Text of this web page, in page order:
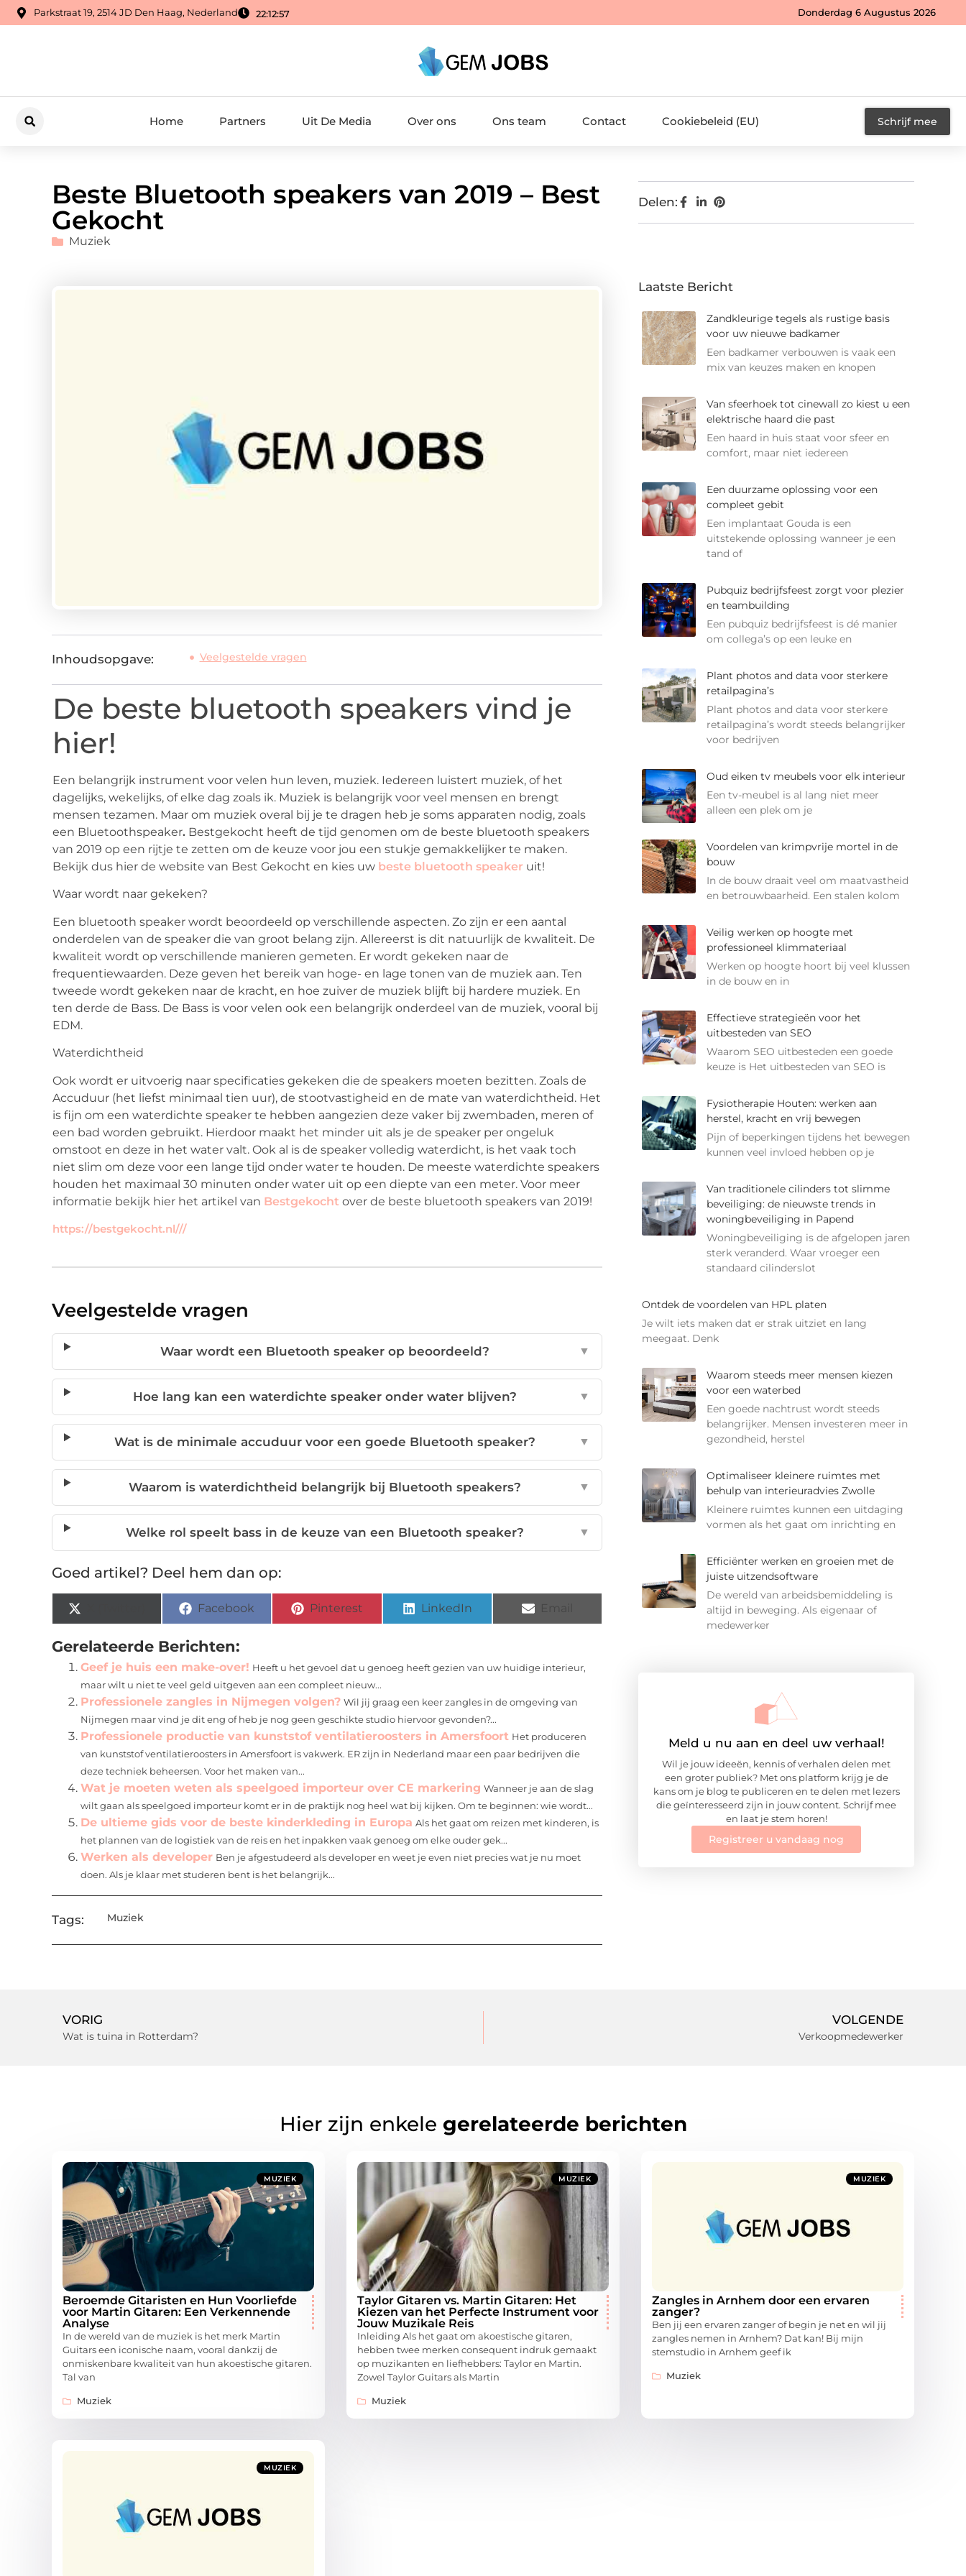
Parkstraat 19, 2514 JD Den Haag, Nederland 22:12:58 Donderdag 6 Augustus 2026
Home Partners Uit De Media Over ons Ons team Contact Cookiebeleid (EU) Schrijf mee
Beste Bluetooth speakers van 2019 – Best
Gekocht
Muziek
Inhoudsopgave: Veelgestelde vragen
De beste bluetooth speakers vind je
hier!
Een belangrijk instrument voor velen hun leven, muziek. Iedereen luistert muziek, of het
dagelijks, wekelijks, of elke dag zoals ik. Muziek is belangrijk voor veel mensen en brengt
mensen tezamen. Maar om muziek overal bij je te dragen heb je soms apparaten nodig, zoals
een Bluetoothspeaker. Bestgekocht heeft de tijd genomen om de beste bluetooth speakers
van 2019 op een rijtje te zetten om de keuze voor jou een stukje gemakkelijker te maken.
Bekijk dus hier de website van Best Gekocht en kies uw beste bluetooth speaker uit!
Waar wordt naar gekeken?
Een bluetooth speaker wordt beoordeeld op verschillende aspecten. Zo zijn er een aantal
onderdelen van de speaker die van groot belang zijn. Allereerst is dit natuurlijk de kwaliteit. De
kwaliteit wordt op verschillende manieren gemeten. Er wordt gekeken naar de
frequentiewaarden. Deze geven het bereik van hoge- en lage tonen van de muziek aan. Ten
tweede wordt gekeken naar de kracht, en hoe zuiver de muziek blijft bij hardere muziek. En
ten derde de Bass. De Bass is voor velen ook een belangrijk onderdeel van de muziek, vooral bij
EDM.
Waterdichtheid
Ook wordt er uitvoerig naar specificaties gekeken die de speakers moeten bezitten. Zoals de
Accuduur (het liefst minimaal tien uur), de stootvastigheid en de mate van waterdichtheid. Het
is fijn om een waterdichte speaker te hebben aangezien deze vaker bij zwembaden, meren of
een bad worden gebruikt. Hierdoor maakt het minder uit als je de speaker per ongeluk
omstoot en deze in het water valt. Ook al is de speaker volledig waterdicht, is het vaak toch
niet slim om deze voor een lange tijd onder water te houden. De meeste waterdichte speakers
houden het maximaal 30 minuten onder water uit op een diepte van een meter. Voor meer
informatie bekijk hier het artikel van Bestgekocht over de beste bluetooth speakers van 2019!
https://bestgekocht.nl///
Veelgestelde vragen
Waar wordt een Bluetooth speaker op beoordeeld? ▼
Hoe lang kan een waterdichte speaker onder water blijven? ▼
Wat is de minimale accuduur voor een goede Bluetooth speaker? ▼
Waarom is waterdichtheid belangrijk bij Bluetooth speakers? ▼
Welke rol speelt bass in de keuze van een Bluetooth speaker? ▼
Goed artikel? Deel hem dan op:
Facebook Pinterest LinkedIn
Gerelateerde Berichten:
Geef je huis een make-over! Heeft u het gevoel dat u genoeg heeft gezien van uw huidige interieur,
maar wilt u niet te veel geld uitgeven aan een compleet nieuw...
Professionele zangles in Nijmegen volgen? Wil jij graag een keer zangles in de omgeving van
Nijmegen maar vind je dit eng of heb je nog geen geschikte studio hiervoor gevonden?...
Professionele productie van kunststof ventilatieroosters in Amersfoort Het produceren
van kunststof ventilatieroosters in Amersfoort is vakwerk. ER zijn in Nederland maar een paar bedrijven die
deze techniek beheersen. Voor het maken van...
Wat je moeten weten als speelgoed importeur over CE markering Wanneer je aan de slag
wilt gaan als speelgoed importeur komt er in de praktijk nog heel wat bij kijken. Om te beginnen: wie wordt...
De ultieme gids voor de beste kinderkleding in Europa Als het gaat om reizen met kinderen, is
het plannen van de logistiek van de reis en het inpakken vaak genoeg om elke ouder gek...
Werken als developer Ben je afgestudeerd als developer en weet je even niet precies wat je nu moet
doen. Als je klaar met studeren bent is het belangrijk...
Tags: Muziek
Delen:
Laatste Bericht
Zandkleurige tegels als rustige basis
voor uw nieuwe badkamer
Een badkamer verbouwen is vaak een
mix van keuzes maken en knopen
Van sfeerhoek tot cinewall zo kiest u een
elektrische haard die past
Een haard in huis staat voor sfeer en
comfort, maar niet iedereen
Een duurzame oplossing voor een
compleet gebit
Een implantaat Gouda is een
uitstekende oplossing wanneer je een
tand of
Pubquiz bedrijfsfeest zorgt voor plezier
en teambuilding
Een pubquiz bedrijfsfeest is dé manier
om collega’s op een leuke en
Plant photos and data voor sterkere
retailpagina’s
Plant photos and data voor sterkere
retailpagina’s wordt steeds belangrijker
voor bedrijven
Oud eiken tv meubels voor elk interieur
Een tv-meubel is al lang niet meer
alleen een plek om je
Voordelen van krimpvrije mortel in de
bouw
In de bouw draait veel om maatvastheid
en betrouwbaarheid. Een stalen kolom
Veilig werken op hoogte met
professioneel klimmateriaal
Werken op hoogte hoort bij veel klussen
in de bouw en in
Effectieve strategieën voor het
uitbesteden van SEO
Waarom SEO uitbesteden een goede
keuze is Het uitbesteden van SEO is
Fysiotherapie Houten: werken aan
herstel, kracht en vrij bewegen
Pijn of beperkingen tijdens het bewegen
kunnen veel invloed hebben op je
Van traditionele cilinders tot slimme
beveiliging: de nieuwste trends in
woningbeveiliging in Papend
Woningbeveiliging is de afgelopen jaren
sterk veranderd. Waar vroeger een
standaard cilinderslot
Ontdek de voordelen van HPL platen
Je wilt iets maken dat er strak uitziet en lang
meegaat. Denk
Waarom steeds meer mensen kiezen
voor een waterbed
Een goede nachtrust wordt steeds
belangrijker. Mensen investeren meer in
gezondheid, herstel
Optimaliseer kleinere ruimtes met
behulp van interieuradvies Zwolle
Kleinere ruimtes kunnen een uitdaging
vormen als het gaat om inrichting en
Efficiënter werken en groeien met de
juiste uitzendsoftware
De wereld van arbeidsbemiddeling is
altijd in beweging. Als eigenaar of
medewerker
Meld u nu aan en deel uw verhaal!
Wil je jouw ideeën, kennis of verhalen delen met
een groter publiek? Met ons platform krijg je de
kans om je blog te publiceren en te delen met lezers
die geïnteresseerd zijn in jouw content. Schrijf mee
en laat je stem horen!
Registreer u vandaag nog
VORIG
Wat is tuina in Rotterdam?
VOLGENDE
Verkoopmedewerker
Hier zijn enkele gerelateerde berichten
MUZIEK
Beroemde Gitaristen en Hun Voorliefde
voor Martin Gitaren: Een Verkennende
Analyse
In de wereld van de muziek is het merk Martin
Guitars een iconische naam, vooral dankzij de
onmiskenbare kwaliteit van hun akoestische gitaren.
Tal van
Muziek
MUZIEK
Taylor Gitaren vs. Martin Gitaren: Het
Kiezen van het Perfecte Instrument voor
Jouw Muzikale Reis
Inleiding Als het gaat om akoestische gitaren,
hebben twee merken consequent indruk gemaakt
op muzikanten en liefhebbers: Taylor en Martin.
Zowel Taylor Guitars als Martin
Muziek
MUZIEK
Zangles in Arnhem door een ervaren
zanger?
Ben jij een ervaren zanger of begin je net en wil jij
zangles nemen in Arnhem? Dat kan! Bij mijn
stemstudio in Arnhem geef ik
Muziek
MUZIEK